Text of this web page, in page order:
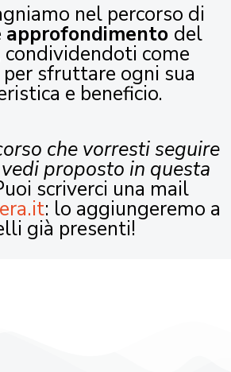
nel percorso di
approfondimento del
come
sfruttare ogni sua
e beneficio.
che vorresti seguire
proposto in questa
scriverci una mail
: lo aggiungeremo a
già presenti!